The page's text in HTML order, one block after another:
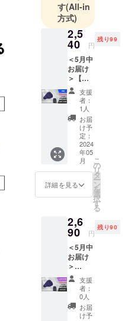
工場の立上
げや工場の
指導も行っ
又、クラウ
ドファン
ディングに
挑戦したい
という方の
ために、サ
ンプル作製
から生産ま
でを行い、
ページ作成
もサポート
す(All-in
方式)
2,5
40 円
残り99
＜5月中
お届け
＞【早
割】
15％OF
XPAND
PACK
サドル
カバー
▼お届
け内容
XPAND
PACK 1
個（サ
ドルカ
収納
ケー
ス）
【限定
100個】
一般販
売予定
価格
2,990円
(税込)
支援
者：
1人
お届
け予
定：
2024
年05
月
詳細を見る
こ
の
リ
タ
ー
ン
を
選
択
す
る
2,6
90 円
残り90
＜5月中
お届け
＞
【CAM
PFIRE
割】
10％OF
支援
者：
0人
お届
け予